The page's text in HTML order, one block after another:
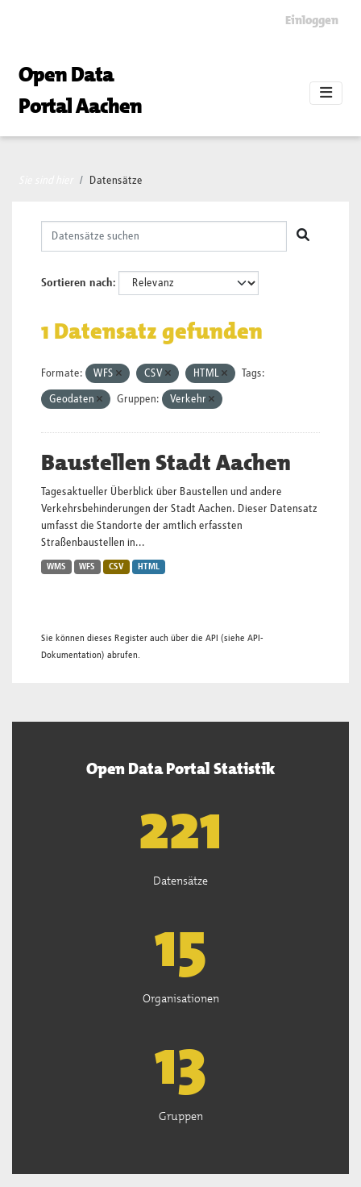
Einloggen
Open Data
Portal Aachen
Datensätze
Sortieren nach
1 Datensatz gefunden
Formate: WFS CSV HTML Tags:
Geodaten Gruppen: Verkehr
Baustellen Stadt Aachen
Tagesaktueller Überblick über Baustellen und andere
Verkehrsbehinderungen der Stadt Aachen. Dieser Datensatz
umfasst die Standorte der amtlich erfassten
Straßenbaustellen in...
WMS WFS CSV HTML
Sie können dieses Register auch über die API (siehe API-
Dokumentation) abrufen.
Open Data Portal Statistik
222
Datensätze
15
Organisationen
13
Gruppen